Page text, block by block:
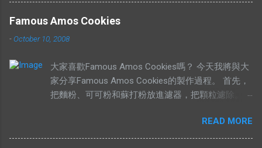
這只說重點。 網絡流行的解釋不符合邏輯。 在
西。可是有些解釋把“有價無市”的“價”，解釋為
價無市就是說有人願意出高價，卻沒有供
應。”如果按照這個邏輯，“有市無價”就等於有
供應，卻無高價。如果是這樣解釋的話，就不
需求高過供應，或者供應低過需求。從經濟學
的角度去看，貨物在供應充足的情況下，價格
Famous Amos Cookies
-October 10, 2008
大家喜歡Famous Amos Cookies嗎？ 今天我將與大
家分享Famous Amos Cookies的製作過程。 首先，
把麵粉、可可粉和蘇打粉放進濾器，把顆粒濾除。
（Walnut），攪拌均勻，放在一旁待用。 在另外一
個盤裡，放入菜油、白糖、黃糖和鹽。 用攪拌器把
READ MORE